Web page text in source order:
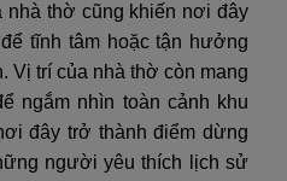
nhà thờ cũng khiến nơi đây
tĩnh tâm hoặc tận hưởng
Vị trí của nhà thờ còn mang
ngắm nhìn toàn cảnh khu
đây trở thành điểm dừng
người yêu thích lịch sử